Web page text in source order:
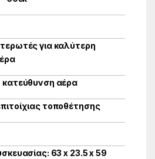
για καλύτερη
κατεύθυνση αέρα
τοποθέτησης
63 x 23.5 x 59